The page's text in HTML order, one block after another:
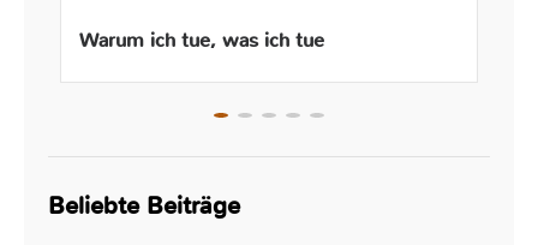
Warum ich tue, was ich tue
Beliebte Beiträge